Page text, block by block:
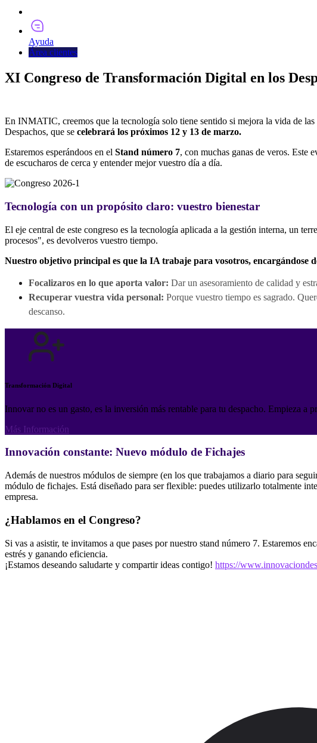
Ayuda
Área clientes
XI Congreso de Transformación Digital en los
En INMATIC, creemos que la tecnología solo tiene sentido si mejora la vida de
Despachos, que se celebrará los próximos 12 y 13 de marzo.
Estaremos esperándoos en el Stand número 7, con muchas ganas de veros. Este
de escucharos de cerca y entender mejor vuestro día a día.
Tecnología con un propósito claro: vuestro bienestar
El eje central de este congreso es la tecnología aplicada a la gestión interna, un
procesos", es devolveros vuestro tiempo.
Nuestro objetivo principal es que la IA trabaje para vosotros, encargándose
Focalizaros en lo que aporta valor: Dar un asesoramiento de calidad y
Recuperar vuestra vida personal: Porque vuestro tiempo es sagrado.
descanso.
Transformación Digital
Innovar no es un gasto, es la inversión más rentable para tu despacho. Empieza a
Más Información
Innovación constante: Nuevo módulo de Fichajes
Además de nuestros módulos de siempre (en los que trabajamos a diario para
módulo de fichajes. Está diseñado para ser flexible: puedes utilizarlo totalmente
empresa.
¿Hablamos en el Congreso?
Si vas a asistir, te invitamos a que pases por nuestro stand número 7. Estaremos
estrés y ganando eficiencia.
¡Estamos deseando saludarte y compartir ideas contigo! https://